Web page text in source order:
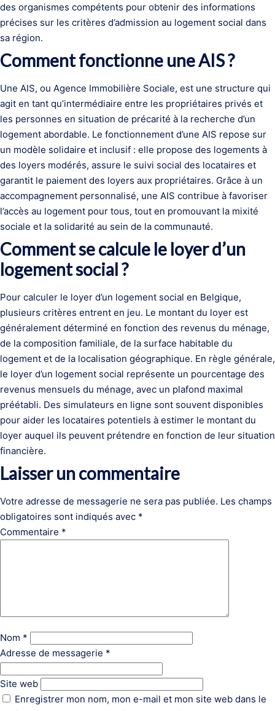
des organismes compétents pour obtenir des informations
précises sur les critères d’admission au logement social dans
sa région.
Comment fonctionne une AIS ?
Une AIS, ou Agence Immobilière Sociale, est une structure qui
agit en tant qu’intermédiaire entre les propriétaires privés et
les personnes en situation de précarité à la recherche d’un
logement abordable. Le fonctionnement d’une AIS repose sur
un modèle solidaire et inclusif : elle propose des logements à
des loyers modérés, assure le suivi social des locataires et
garantit le paiement des loyers aux propriétaires. Grâce à un
accompagnement personnalisé, une AIS contribue à favoriser
l’accès au logement pour tous, tout en promouvant la mixité
sociale et la solidarité au sein de la communauté.
Comment se calcule le loyer d’un
logement social ?
Pour calculer le loyer d’un logement social en Belgique,
plusieurs critères entrent en jeu. Le montant du loyer est
généralement déterminé en fonction des revenus du ménage,
de la composition familiale, de la surface habitable du
logement et de la localisation géographique. En règle générale,
le loyer d’un logement social représente un pourcentage des
revenus mensuels du ménage, avec un plafond maximal
préétabli. Des simulateurs en ligne sont souvent disponibles
pour aider les locataires potentiels à estimer le montant du
loyer auquel ils peuvent prétendre en fonction de leur situation
financière.
Laisser un commentaire
Votre adresse de messagerie ne sera pas publiée. Les champs
obligatoires sont indiqués avec *
Commentaire *
Nom *
Adresse de messagerie *
Site web
Enregistrer mon nom, mon e-mail et mon site web dans le